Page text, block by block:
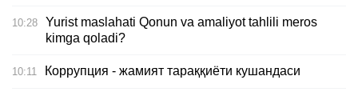
10:28
Yurist maslahati Qonun va amaliyot tahlili meros
kimga qoladi?
10:11 Коррупция - жамият тараққиёти кушандаси